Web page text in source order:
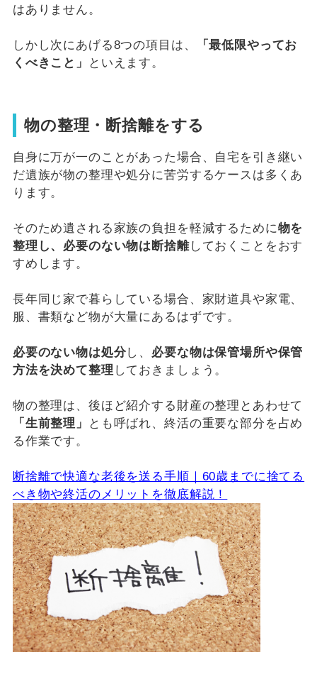
はありません。
しかし次にあげる8つの項目は、
「最低限やってお
くべきこと」
といえます。
物の整理・断捨離をする
自身に万が一のことがあった場合、自宅を引き継い
だ遺族が物の整理や処分に苦労するケースは多くあ
ります。
そのため遺される家族の負担を軽減するために物を
整理し、必要のない物は断捨離しておくことをおす
すめします。
長年同じ家で暮らしている場合、家財道具や家電、
服、書類など物が大量にあるはずです。
必要のない物は処分し、 必要な物は保管場所や保管
方法を決めて整理 しておきましょう。
物の整理は、後ほど紹介する財産の整理とあわせて
「生前整理」
とも呼ばれ、終活の重要な部分を占め
る作業です。
断捨離で快適な老後を送る手順｜60歳までに捨てる
べき物や終活のメリットを徹底解説！